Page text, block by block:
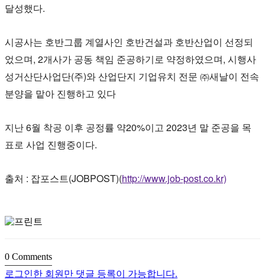
달성했다.
시공사는 호반그룹 계열사인 호반건설과 호반산업이 선정되
었으며, 2개사가 공동 책임 준공하기로 약정하였으며, 시행사
성거산단사업단(주)와 산업단지 기업유치 전문 ㈜새날이 전속
분양을 맡아 진행하고 있다
지난 6월 착공 이후 공정률 약20%이고 2023년 말 준공을 목
표로 사업 진행중이다.
출처 : 잡포스트(JOBPOST)(http://www.job-post.co.kr)
0 Comments
로그인한 회원만 댓글 등록이 가능합니다.